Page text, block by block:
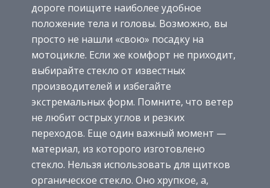
дороге поищите наиболее удобное
положение тела и головы. Возможно, вы
просто не нашли «свою» посадку на
мотоцикле. Если же комфорт не приходит,
выбирайте стекло от известных
производителей и избегайте
экстремальных форм. Помните, что ветер
не любит острых углов и резких
переходов. Еще один важный момент —
материал, из которого изготовлено
стекло. Нельзя использовать для щитков
органическое стекло. Оно хрупкое, а,